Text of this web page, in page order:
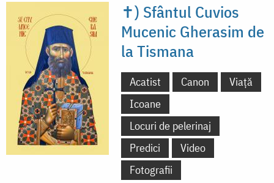
✝) Sfântul Cuvios
Mucenic Gherasim de
la Tismana
Acatist Canon
Viață
Icoane
Locuri de pelerinaj
Predici
Video
Fotografii